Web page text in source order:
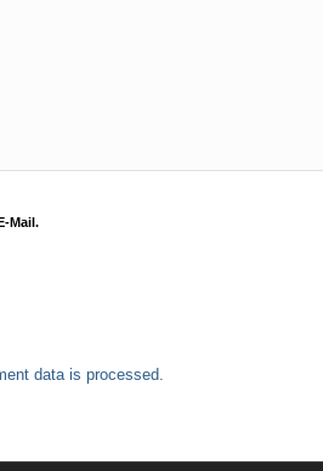
Mail.
data is processed.